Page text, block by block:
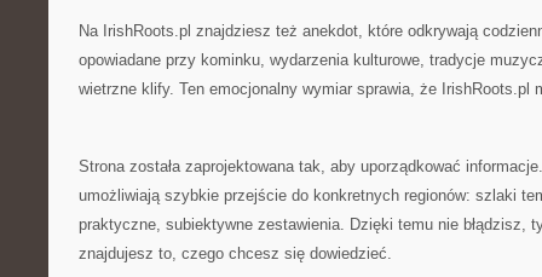
Na IrishRoots.pl znajdziesz też anekdot, które odkrywają
opowiadane przy kominku, wydarzenia kulturowe, tradycje
wietrzne klify. Ten emocjonalny wymiar sprawia, że IrishRoots.pl
Strona została zaprojektowana tak, aby uporządkować
umożliwiają szybkie przejście do konkretnych regionów: szlaki
praktyczne, subiektywne zestawienia. Dzięki temu nie błądzisz,
znajdujesz to, czego chcesz się dowiedzieć.